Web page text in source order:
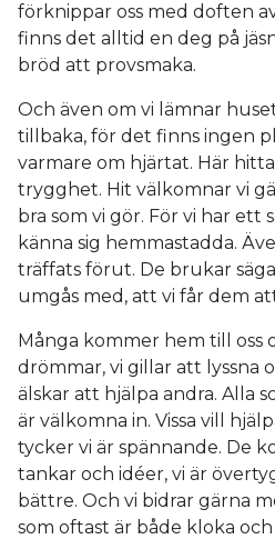
förknippar oss med doften
finns det alltid en deg på
bröd att provsmaka.
Och även om vi lämnar
tillbaka, för det finns ingen
varmare om hjärtat. Här
trygghet. Hit välkomnar vi
bra som vi gör. För vi har ett
känna sig hemmastadda.
träffats förut. De brukar
umgås med, att vi får dem
Många kommer hem till oss
drömmar, vi gillar att lyssna
älskar att hjälpa andra. Alla
är välkomna in. Vissa vill
tycker vi är spännande. De
tankar och idéer, vi är
bättre. Och vi bidrar gärna
som oftast är både kloka